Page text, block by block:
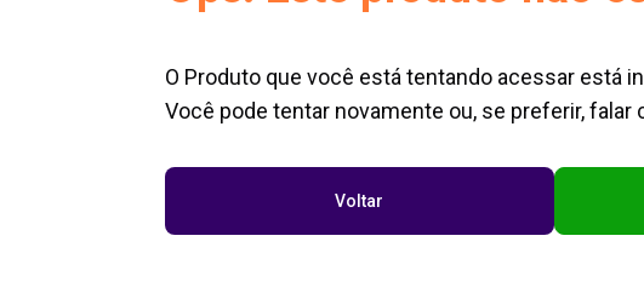
O Produto que você está tentando acessar está
Você pode tentar novamente ou, se preferir,
Voltar